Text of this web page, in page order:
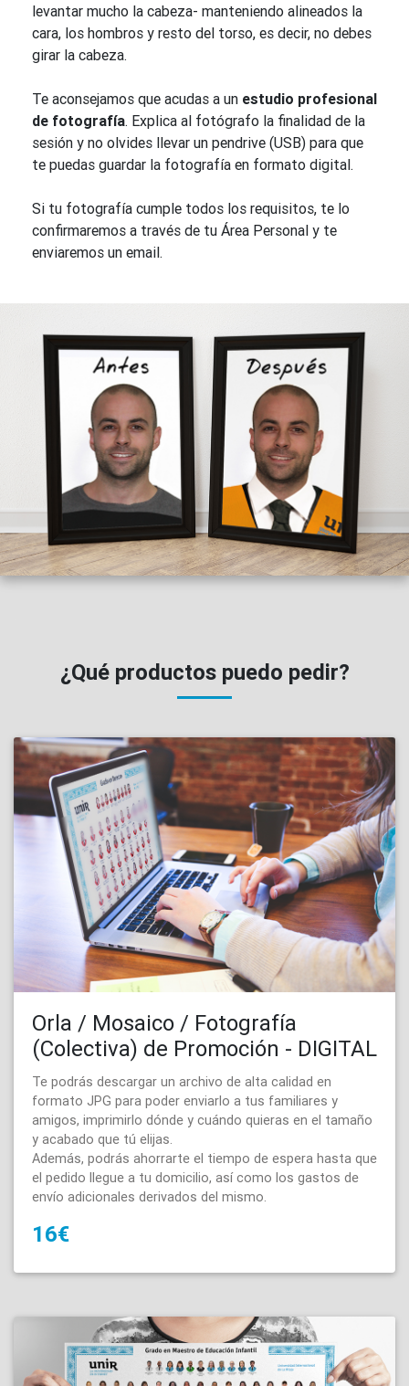
levantar mucho la cabeza- manteniendo alineados la
cara, los hombros y resto del torso, es decir, no debes
girar la cabeza.
Te aconsejamos que acudas a un estudio profesional
de fotografía. Explica al fotógrafo la finalidad de la
sesión y no olvides llevar un pendrive (USB) para que
te puedas guardar la fotografía en formato digital.
Si tu fotografía cumple todos los requisitos, te lo
confirmaremos a través de tu Área Personal y te
enviaremos un email.
¿Qué productos puedo pedir?
Orla / Mosaico / Fotografía
(Colectiva) de Promoción - DIGITAL
Te podrás descargar un archivo de alta calidad en
formato JPG para poder enviarlo a tus familiares y
amigos, imprimirlo dónde y cuándo quieras en el tamaño
y acabado que tú elijas.
Además, podrás ahorrarte el tiempo de espera hasta que
el pedido llegue a tu domicilio, así como los gastos de
envío adicionales derivados del mismo.
16€